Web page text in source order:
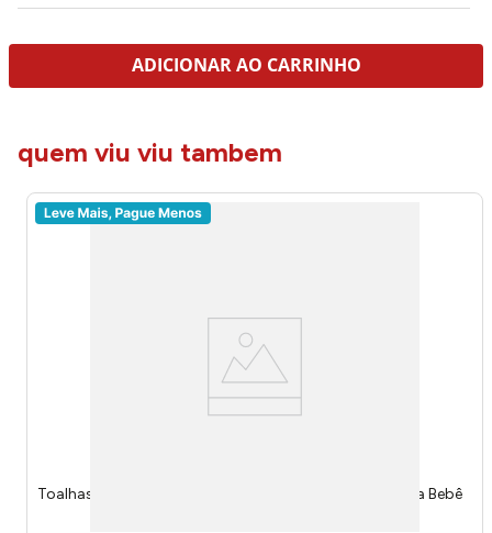
ADICIONAR AO CARRINHO
quem viu viu tambem
Toalhas Umedecidas Sem Alcool 140 Unidades 4 - Upa Bebê